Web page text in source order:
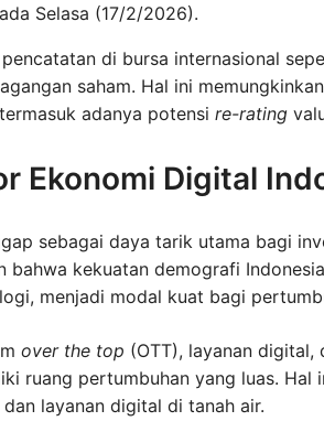
Selasa (17/2/2026).
di bursa internasional
saham. Hal ini
adanya potensi re-rating
Ekonomi Digital
sebagai daya tarik utama bagi
bahwa kekuatan demografi
menjadi modal kuat bagi
over the top (OTT), layanan digital,
ruang pertumbuhan yang luas. Hal
layanan digital di tanah air.